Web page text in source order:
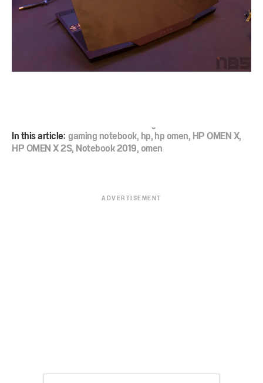
In this article:gaming notebook,hp,้hp omen,HP OMEN X,
HP OMEN X 2S,Notebook 2019,omen
ADVERTISEMENT